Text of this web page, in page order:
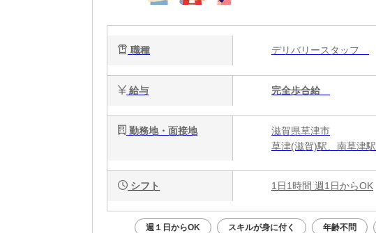
職種 デリバリースタッフ
給与 完全歩合給
勤務地・面接地
滋賀県草津市
草津(滋賀)駅、南草津駅
シフト 1日1時間 週1日からOK
週１日からOK スキルが身に付く 年齢不問